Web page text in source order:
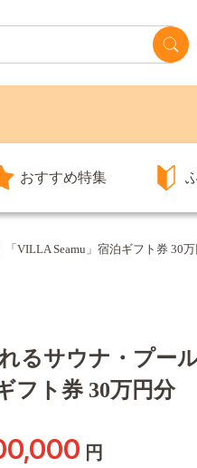
おすすめ特集
VILLA Seamu」宿泊ギフト券 30
れるサウナ・プー
フト券 30万円分
円